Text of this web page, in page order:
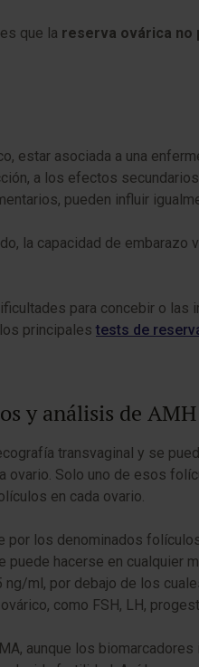
que la reserva ovárica no
estar asociada a una
a los efectos
pueden influir
la capacidad de
para concebir o
principales tests de
y análisis de AMH
transvaginal y se
Solo uno de esos
en cada ovario.
por los denominados
hacerse en
ml, por debajo de los
como FSH, LH,
aunque los